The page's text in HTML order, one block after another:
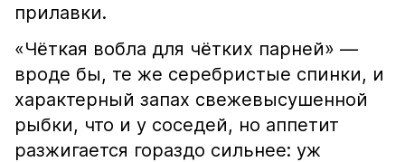
прилавки.
«Чёткая вобла для чётких парней» —
вроде бы, те же серебристые спинки, и
характерный запах свежевысушенной
рыбки, что и у соседей, но аппетит
разжигается гораздо сильнее: уж